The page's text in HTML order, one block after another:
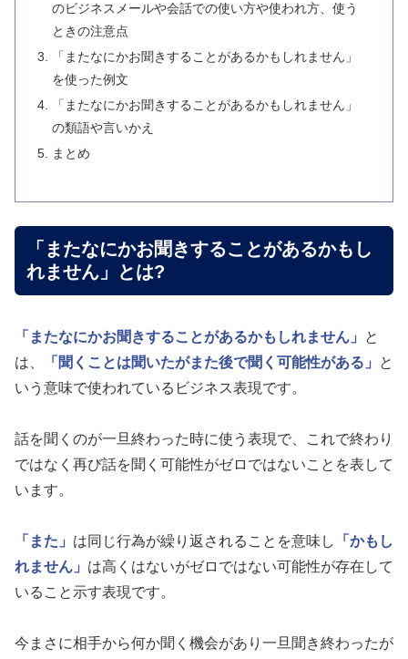
のビジネスメールや会話での使い方や使われ方、使う
ときの注意点
「またなにかお聞きすることがあるかもしれません」
を使った例文
「またなにかお聞きすることがあるかもしれません」
の類語や言いかえ
まとめ
「またなにかお聞きすることがあるかもし
れません」とは?
「またなにかお聞きすることがあるかもしれません」
と
は、
「聞くことは聞いたがまた後で聞く可能性がある」
と
いう意味で使われているビジネス表現です。
話を聞くのが一旦終わった時に使う表現で、これで終わり
ではなく再び話を聞く可能性がゼロではないことを表して
います。
「また」 は同じ行為が繰り返されることを意味し
「かもし
れません」 は高くはないがゼロではない可能性が存在して
いること示す表現です。
今まさに相手から何か聞く機会があり一旦聞き終わったが